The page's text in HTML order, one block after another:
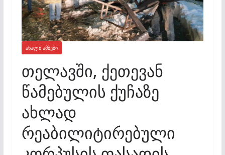
ᲐᲮᲐᲚᲘ ᲐᲛᲑᲔᲑᲘ
თელავში, ქეთევან
წამებულის ქუჩაზე
ახლად
რეაბილიტირებული